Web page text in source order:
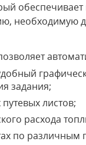
необходимую
задания;
листов;
расхода
по различным